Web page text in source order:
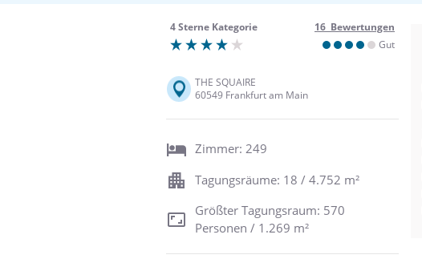
4 Sterne Kategorie
16 Bewertungen
Gut
THE SQUAIRE
60549 Frankfurt am Main
Zimmer: 249
Tagungsräume: 18 / 4.752 m²
Größter Tagungsraum: 570
Personen / 1.269 m²